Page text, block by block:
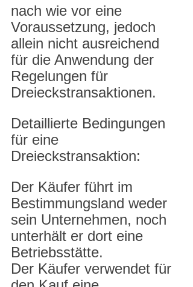
nach wie vor eine
Voraussetzung, jedoch
allein nicht ausreichend
für die Anwendung der
Regelungen für
Dreieckstransaktionen.
Detaillierte Bedingungen
für eine
Dreieckstransaktion:
Der Käufer führt im
Bestimmungsland weder
sein Unternehmen, noch
unterhält er dort eine
Betriebsstätte.
Der Käufer verwendet für